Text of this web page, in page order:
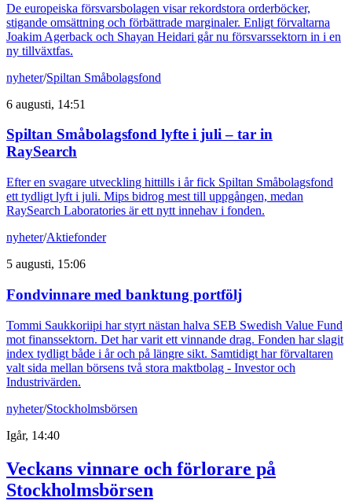
De europeiska försvarsbolagen visar rekordstora orderböcker,
stigande omsättning och förbättrade marginaler. Enligt förvaltarna
Joakim Agerback och Shayan Heidari går nu försvarssektorn in i en
ny tillväxtfas.
nyheter/Spiltan Småbolagsfond
6 augusti, 14:51
Spiltan Småbolagsfond lyfte i juli – tar in
RaySearch
Efter en svagare utveckling hittills i år fick Spiltan Småbolagsfond
ett tydligt lyft i juli. Mips bidrog mest till uppgången, medan
RaySearch Laboratories är ett nytt innehav i fonden.
nyheter/Aktiefonder
5 augusti, 15:06
Fondvinnare med banktung portfölj
Tommi Saukkoriipi har styrt nästan halva SEB Swedish Value Fund
mot finanssektorn. Det har varit ett vinnande drag. Fonden har slagit
index tydligt både i år och på längre sikt. Samtidigt har förvaltaren
valt sida mellan börsens två stora maktbolag - Investor och
Industrivärden.
nyheter/Stockholmsbörsen
Igår, 14:40
Veckans vinnare och förlorare på
Stockholmsbörsen